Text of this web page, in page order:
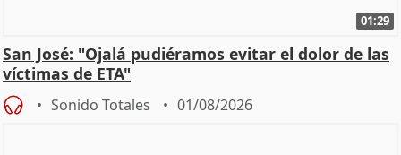
01:29
San José: "Ojalá pudiéramos evitar el dolor de las
víctimas de ETA"
Sonido Totales 01/08/2026